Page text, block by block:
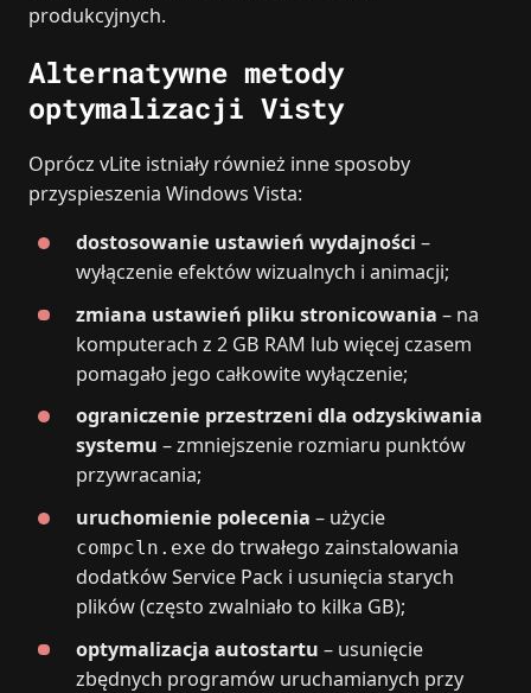
produkcyjnych.
Alternatywne metody
optymalizacji Visty
Oprócz vLite istniały również inne sposoby
przyspieszenia Windows Vista:
dostosowanie ustawień wydajności –
wyłączenie efektów wizualnych i animacji;
zmiana ustawień pliku stronicowania – na
komputerach z 2 GB RAM lub więcej czasem
pomagało jego całkowite wyłączenie;
ograniczenie przestrzeni dla odzyskiwania
systemu – zmniejszenie rozmiaru punktów
przywracania;
uruchomienie polecenia – użycie
compcln.exe do trwałego zainstalowania
dodatków Service Pack i usunięcia starych
plików (często zwalniało to kilka GB);
optymalizacja autostartu – usunięcie
zbędnych programów uruchamianych przy